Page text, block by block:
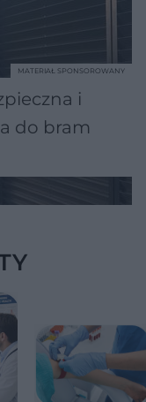
i
do bram
MATERIAŁ SPONSOROWANY